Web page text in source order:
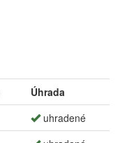
Úhrada
uhradené